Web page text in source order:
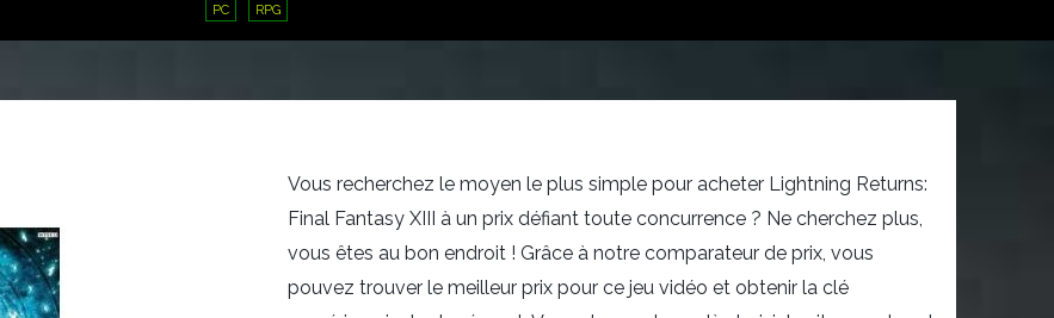
PC RPG
Vous recherchez le moyen le plus simple pour acheter Lightning Returns:
Final Fantasy XIII à un prix défiant toute concurrence ? Ne cherchez plus,
vous êtes au bon endroit ! Grâce à notre comparateur de prix, vous
pouvez trouver le meilleur prix pour ce jeu vidéo et obtenir la clé